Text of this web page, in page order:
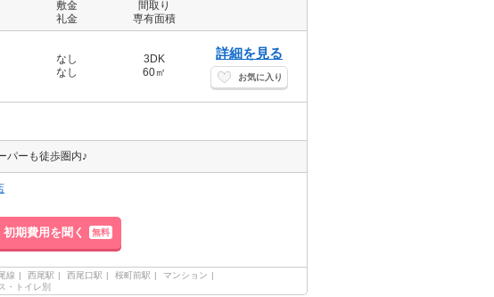
敷金
礼金
間取り
専有面積
なし
なし
3DK
60㎡
詳細を見る
お気に入り
パーも徒歩圏内♪
初期費用を聞く 無料
線 西尾駅 西尾口駅 桜町前駅
マンション
・トイレ別